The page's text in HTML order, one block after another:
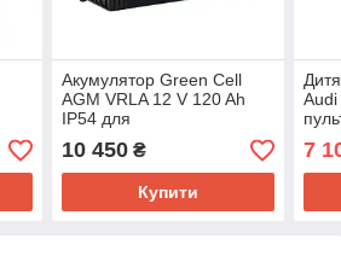
Акумулятор Green Cell
AGM VRLA 12 V 120 Ah
IP54 для
фотоелектричних систем,
яхт, човнів, сонячних
панелей
10 450₴
Купити
7